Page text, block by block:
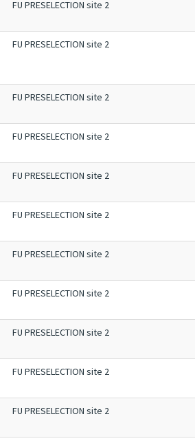
FU PRESELECTION site 2
FU PRESELECTION site 2
FU PRESELECTION site 2
FU PRESELECTION site 2
FU PRESELECTION site 2
FU PRESELECTION site 2
FU PRESELECTION site 2
FU PRESELECTION site 2
FU PRESELECTION site 2
FU PRESELECTION site 2
FU PRESELECTION site 2